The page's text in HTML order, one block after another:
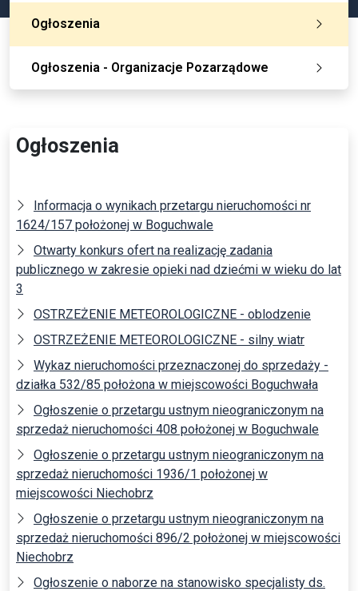
Ogłoszenia
Ogłoszenia - Organizacje Pozarządowe
Ogłoszenia
Informacja o wynikach przetargu nieruchomości nr
1624/157 położonej w Boguchwale
Otwarty konkurs ofert na realizację zadania
publicznego w zakresie opieki nad dziećmi w wieku do lat
3
OSTRZEŻENIE METEOROLOGICZNE - oblodzenie
OSTRZEŻENIE METEOROLOGICZNE - silny wiatr
Wykaz nieruchomości przeznaczonej do sprzedaży -
działka 532/85 położona w miejscowości Boguchwała
Ogłoszenie o przetargu ustnym nieograniczonym na
sprzedaż nieruchomości 408 położonej w Boguchwale
Ogłoszenie o przetargu ustnym nieograniczonym na
sprzedaż nieruchomości 1936/1 położonej w
miejscowości Niechobrz
Ogłoszenie o przetargu ustnym nieograniczonym na
sprzedaż nieruchomości 896/2 położonej w miejscowości
Niechobrz
Ogłoszenie o naborze na stanowisko specjalisty ds.